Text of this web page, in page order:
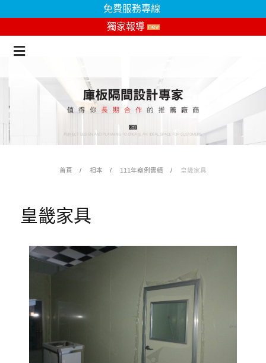
免費服務專線
獨家報導
首頁 相本 111年案例實績 皇畿家具
皇畿家具